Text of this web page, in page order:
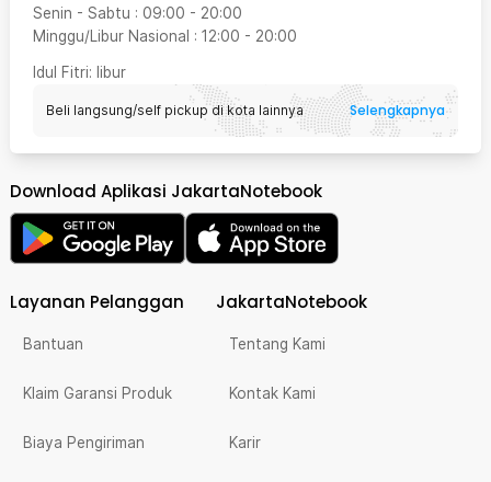
Senin - Sabtu : 09:00 - 20:00
Minggu/Libur Nasional : 12:00 - 20:00
Idul Fitri: libur
Beli langsung/self pickup di kota lainnya Selengkapnya
Download Aplikasi JakartaNotebook
Layanan Pelanggan
Bantuan
Klaim Garansi Produk
Biaya Pengiriman
JakartaNotebook
Tentang Kami
Kontak Kami
Karir